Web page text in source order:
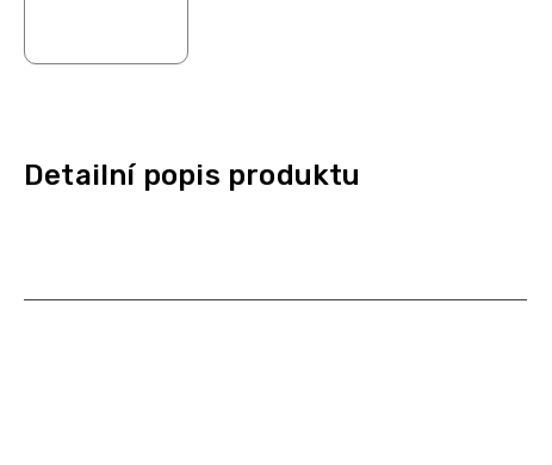
Detailní popis produktu